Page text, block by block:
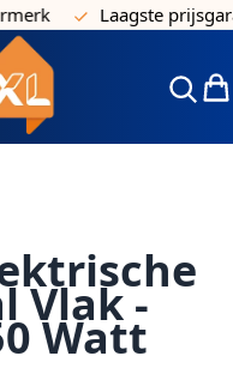
Laagste
Vlak -
Watt